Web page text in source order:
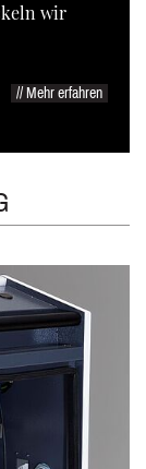
wir
// Mehr erfahren